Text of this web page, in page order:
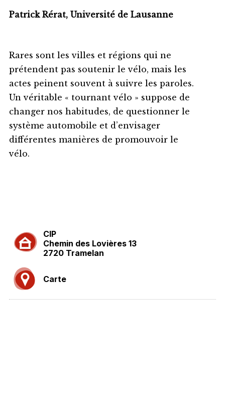
Patrick Rérat, Université de Lausanne
Rares sont les villes et régions qui ne
prétendent pas soutenir le vélo, mais les
actes peinent souvent à suivre les paroles.
Un véritable « tournant vélo » suppose de
changer nos habitudes, de questionner le
système automobile et d’envisager
différentes manières de promouvoir le
vélo.
CIP
Chemin des Lovières 13
2720 Tramelan
Carte